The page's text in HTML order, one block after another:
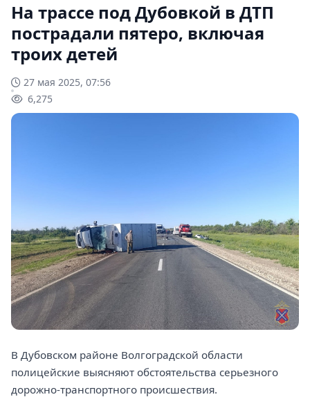
На трассе под Дубовкой в ДТП
пострадали пятеро, включая
троих детей
27 мая 2025, 07:56
6,275
В Дубовском районе Волгоградской области
полицейские выясняют обстоятельства серьезного
дорожно-транспортного происшествия.